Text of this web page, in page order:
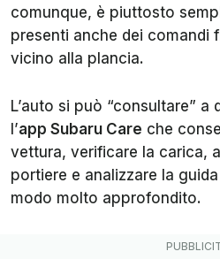
comunque, è piuttosto
presenti anche dei comandi
vicino alla plancia.
L’auto si può “consultare”
l’app Subaru Care che
vettura, verificare la carica,
portiere e analizzare la
modo molto approfondito.